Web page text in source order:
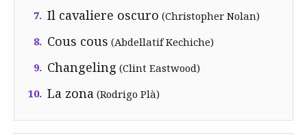
7. Il cavaliere oscuro (Christopher Nolan)
8. Cous cous (Abdellatif Kechiche)
9. Changeling (Clint Eastwood)
10. La zona (Rodrigo Plà)